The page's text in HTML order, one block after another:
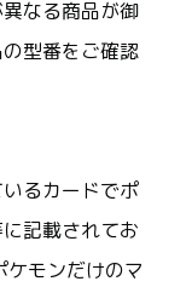
なる商品が御
型番をご確認
るカードでポ
記載されてお
ケモンだけのマ